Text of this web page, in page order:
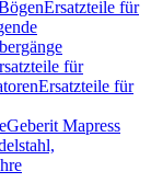
Ersatzteile für
für
Ersatzteile für
Geberit Mapress